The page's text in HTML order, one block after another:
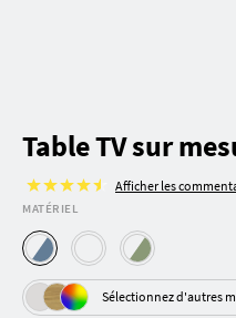
Table TV sur
Afficher les
MATÉRIEL
Sélectionnez d'autres